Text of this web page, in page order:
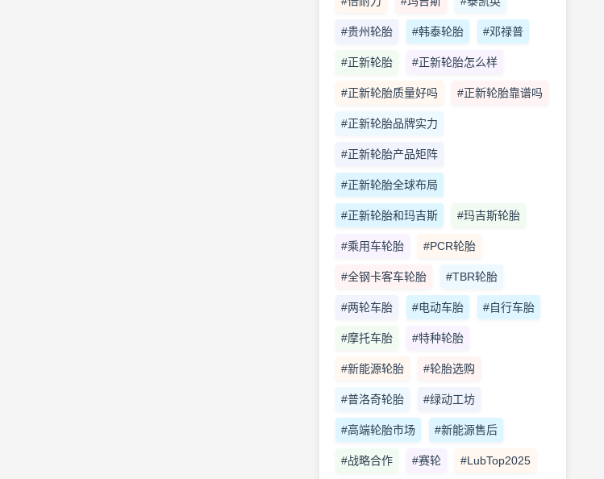
#贵州轮胎 #韩泰轮胎 #邓禄普
#正新轮胎 #正新轮胎怎么样
#正新轮胎质量好吗 #正新轮胎靠谱吗
#正新轮胎品牌实力
#正新轮胎产品矩阵
#正新轮胎全球布局
#正新轮胎和玛吉斯 #玛吉斯轮胎
#乘用车轮胎 #PCR轮胎
#全钢卡客车轮胎 #TBR轮胎
#两轮车胎 #电动车胎 #自行车胎
#摩托车胎 #特种轮胎
#新能源轮胎 #轮胎选购
#普洛奇轮胎 #绿动工坊
#高端轮胎市场 #新能源售后
#战略合作 #赛轮 #LubTop2025